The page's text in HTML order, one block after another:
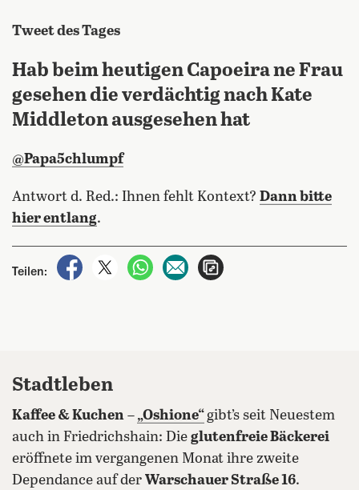
Tweet des Tages
Hab beim heutigen Capoeira ne Frau
gesehen die verdächtig nach Kate
Middleton ausgesehen hat
@Papa5chlumpf
Antwort d. Red.: Ihnen fehlt Kontext? Dann bitte
hier entlang.
Teilen:
auf Facebook teilen
auf X teilenper WhatsApp teilen
per E-Mail teilen
Stadtleben
Kaffee & Kuchen – „Oshione“gibt’s seit Neuestem
auch in Friedrichshain: Die glutenfreie Bäckerei
eröffnete im vergangenen Monat ihre zweite
Dependance auf der Warschauer Straße 16.